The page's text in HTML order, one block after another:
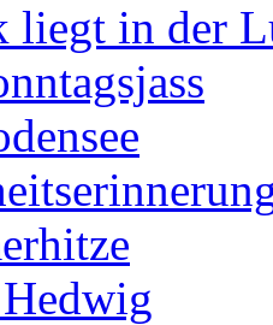
liegt in der